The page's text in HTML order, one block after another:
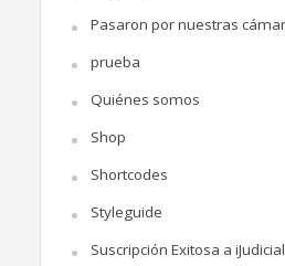
Pasaron por nuestras
prueba
Quiénes somos
Shop
Shortcodes
Styleguide
Suscripción Exitosa a iJudicial